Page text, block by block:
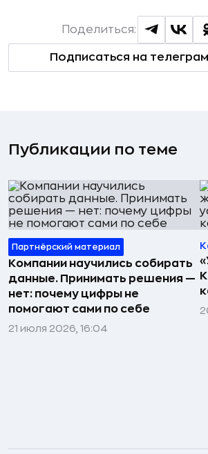
Подписаться на
Поделиться:
Публикации по теме
Партнёрский материал
Компании научились собирать
данные. Принимать решения —
нет: почему цифры не
помогают сами по себе
21 июля 2026, 16:04